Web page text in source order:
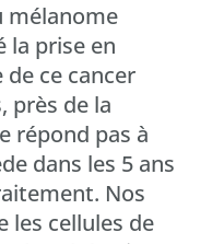
mélanome
la prise en
ce cancer
près de la
répond pas à
dans les 5 ans
Nos
les cellules de